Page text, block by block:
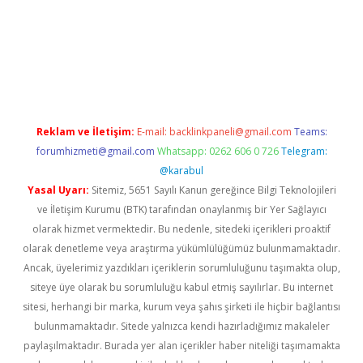
Reklam ve İletişim: E-mail: backlinkpaneli@gmail.com Teams:
forumhizmeti@gmail.com Whatsapp: 0262 606 0 726 Telegram:
@karabul
Yasal Uyarı: Sitemiz, 5651 Sayılı Kanun gereğince Bilgi Teknolojileri
ve İletişim Kurumu (BTK) tarafından onaylanmış bir Yer Sağlayıcı
olarak hizmet vermektedir. Bu nedenle, sitedeki içerikleri proaktif
olarak denetleme veya araştırma yükümlülüğümüz bulunmamaktadır.
Ancak, üyelerimiz yazdıkları içeriklerin sorumluluğunu taşımakta olup,
siteye üye olarak bu sorumluluğu kabul etmiş sayılırlar. Bu internet
sitesi, herhangi bir marka, kurum veya şahıs şirketi ile hiçbir bağlantısı
bulunmamaktadır. Sitede yalnızca kendi hazırladığımız makaleler
paylaşılmaktadır. Burada yer alan içerikler haber niteliği taşımamakta